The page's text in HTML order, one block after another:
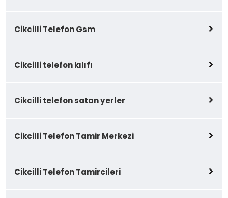
Cikcilli Telefon Gsm
Cikcilli telefon kılıfı
Cikcilli telefon satan yerler
Cikcilli Telefon Tamir Merkezi
Cikcilli Telefon Tamircileri